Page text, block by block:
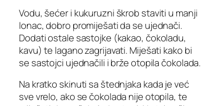
Vodu, šećer i kukuruzni škrob staviti u manji
lonac, dobro promiješati da se ujednači.
Dodati ostale sastojke (kakao, čokoladu,
kavu) te lagano zagrijavati. Miješati kako bi
se sastojci ujednačili i brže otopila čokolada.
Na kratko skinuti sa štednjaka kada je već
sve vrelo, ako se čokolada nije otopila, te